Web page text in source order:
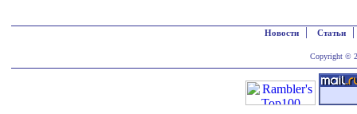
Новости| Статьи
Copyright ©